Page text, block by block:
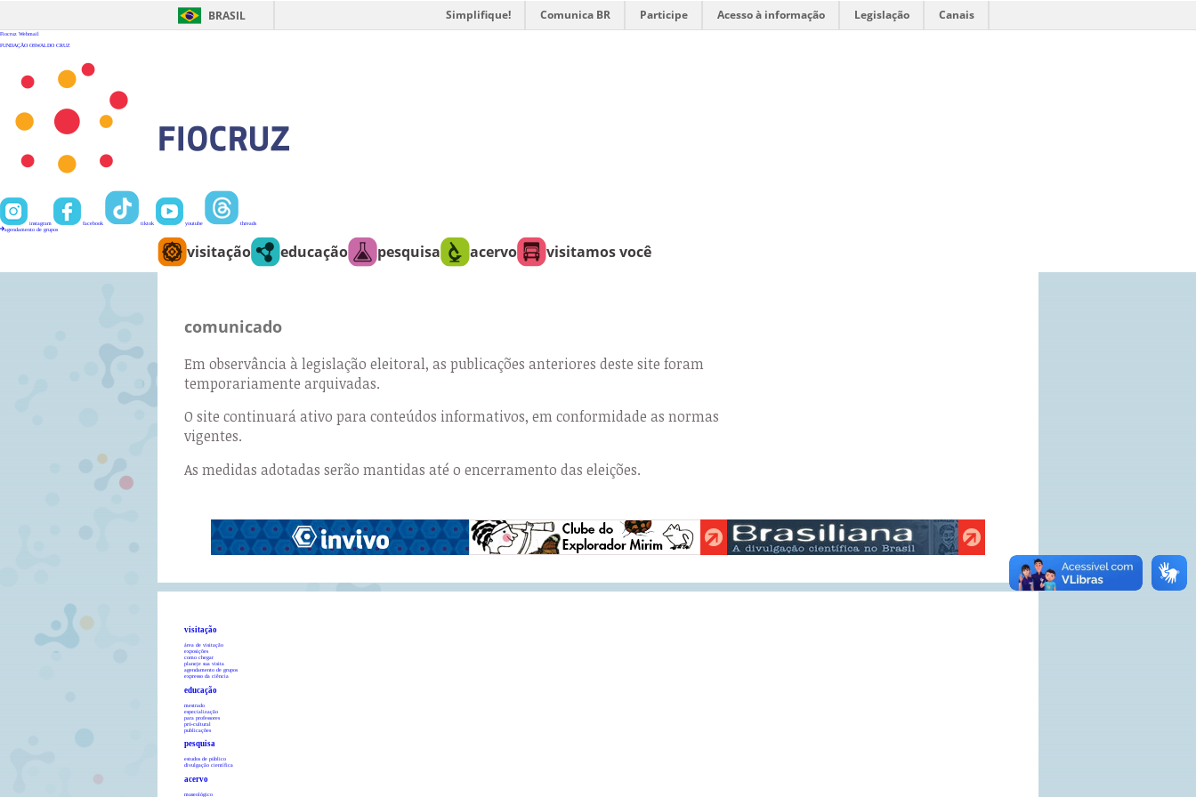
BRASIL Simplifique! Comunica BR Participe Acesso à informação Legislação Canais
Fiocruz Webmail
FUNDAÇÃO OSWALDO CRUZ
instagram facebook tiktok youtube
threads
agendamento de grupos
visitação educação pesquisa acervo visitamos você
comunicado
Em observância à legislação eleitoral, as publicações anteriores deste site foram
temporariamente arquivadas.
O site continuará ativo para conteúdos informativos, em conformidade as normas
vigentes.
As medidas adotadas serão mantidas até o encerramento das eleições.
visitação
área de visitação
exposições
como chegar
planeje sua visita
agendamento de grupos
expresso da ciência
educação
mestrado
especialização
para professores
pró-cultural
publicações
pesquisa
estudos de público
divulgação científica
acervo
museológico